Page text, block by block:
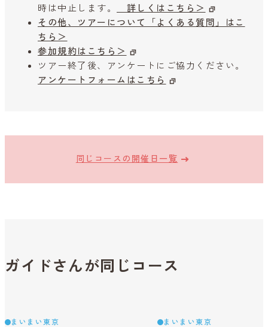
時は中止します。
詳しくはこちら＞
その他、ツアーについて「よくある質問」はこ
ちら＞
参加規約はこちら＞
ツアー終了後、アンケートにご協力ください。
アンケートフォームはこちら
同じコースの開催日一覧
ガイドさんが同じコース
まいまい東京 まいまい東京